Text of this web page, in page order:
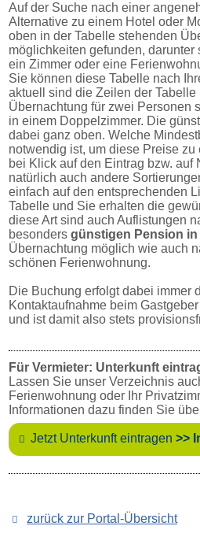
Auf der Suche nach einer
Alternative zu einem Hotel oder
oben in der Tabelle stehenden
möglichkeiten gefunden,
ein Zimmer oder eine
Sie können diese Tabelle nach
aktuell sind die Zeilen der
Übernachtung für zwei Personen
in einem Doppelzimmer. Die
dabei ganz oben. Welche
notwendig ist, um diese Preise
bei Klick auf den Eintrag bzw. auf
natürlich auch andere
einfach auf den entsprechenden
Tabelle und Sie erhalten die
diese Art sind auch Auflistungen
besonders günstigen Pension
Übernachtung möglich wie auch
schönen Ferienwohnung.
Die Buchung erfolgt dabei immer
Kontaktaufnahme beim
und ist damit also stets
Für Vermieter: Unterkunft
Lassen Sie unser Verzeichnis
Ferienwohnung oder Ihr
Informationen dazu finden Sie
Jetzt Unterkunft eintragen>>
zurück zur Portal-Übersicht